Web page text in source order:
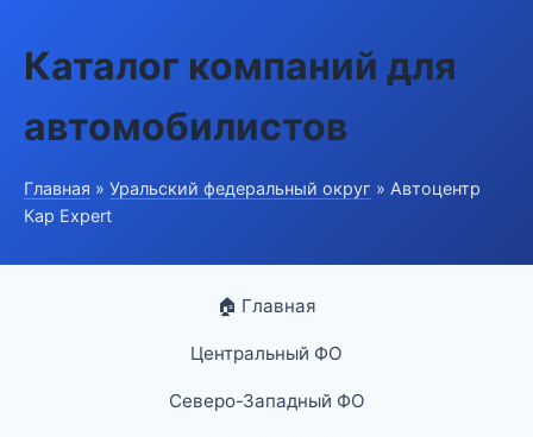
Каталог компаний для
автомобилистов
Главная » Уральский федеральный округ » Автоцентр
Кар Expert
🏠 Главная
Центральный ФО
Северо-Западный ФО